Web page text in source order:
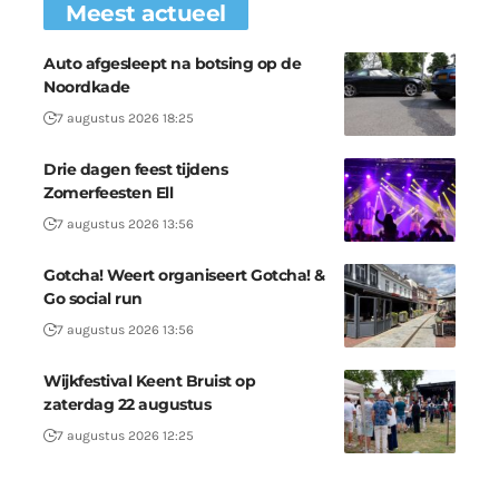
Meest actueel
Auto afgesleept na botsing op de
Noordkade
7 augustus 2026 18:25
Drie dagen feest tijdens
Zomerfeesten Ell
7 augustus 2026 13:56
Gotcha! Weert organiseert Gotcha! &
Go social run
7 augustus 2026 13:56
Wijkfestival Keent Bruist op
zaterdag 22 augustus
7 augustus 2026 12:25